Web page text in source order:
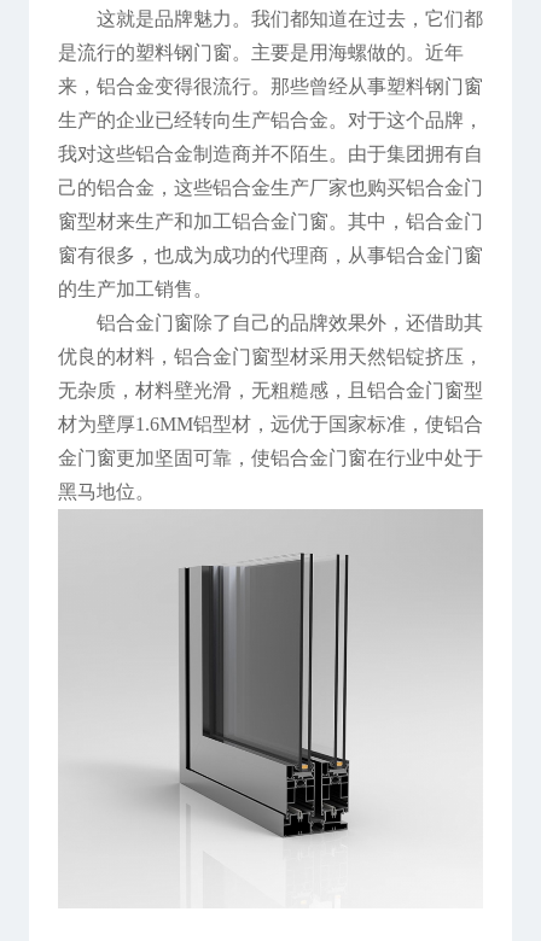
这就是品牌魅力。我们都知道在过去，它们都
是流行的塑料钢门窗。主要是用海螺做的。近年
来，铝合金变得很流行。那些曾经从事塑料钢门窗
生产的企业已经转向生产铝合金。对于这个品牌，
我对这些铝合金制造商并不陌生。由于集团拥有自
己的铝合金，这些铝合金生产厂家也购买铝合金门
窗型材来生产和加工铝合金门窗。其中，铝合金门
窗有很多，也成为成功的代理商，从事铝合金门窗
的生产加工销售。
铝合金门窗除了自己的品牌效果外，还借助其
优良的材料，铝合金门窗型材采用天然铝锭挤压，
无杂质，材料壁光滑，无粗糙感，且铝合金门窗型
材为壁厚1.6MM铝型材，远优于国家标准，使铝合
金门窗更加坚固可靠，使铝合金门窗在行业中处于
黑马地位。